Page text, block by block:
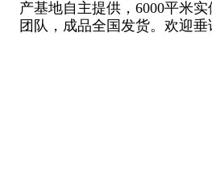
产基地自主提供，6000平米
团队，成品全国发货。欢迎垂